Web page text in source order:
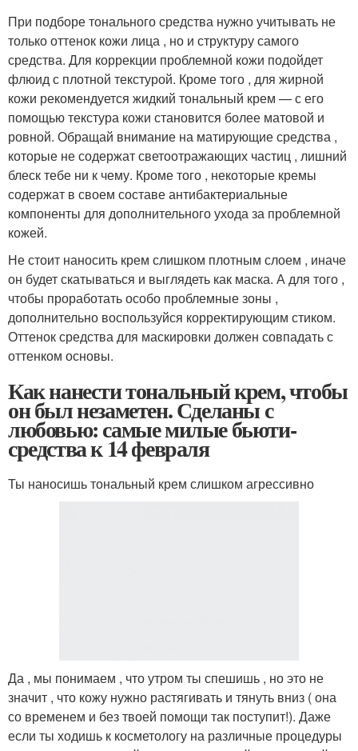
При подборе тонального средства нужно учитывать не
только оттенок кожи лица , но и структуру самого
средства. Для коррекции проблемной кожи подойдет
флюид с плотной текстурой. Кроме того , для жирной
кожи рекомендуется жидкий тональный крем — с его
помощью текстура кожи становится более матовой и
ровной. Обращай внимание на матирующие средства ,
которые не содержат светоотражающих частиц , лишний
блеск тебе ни к чему. Кроме того , некоторые кремы
содержат в своем составе антибактериальные
компоненты для дополнительного ухода за проблемной
кожей.
Не стоит наносить крем слишком плотным слоем , иначе
он будет скатываться и выглядеть как маска. А для того ,
чтобы проработать особо проблемные зоны ,
дополнительно воспользуйся корректирующим стиком.
Оттенок средства для маскировки должен совпадать с
оттенком основы.
Как нанести тональный крем, чтобы
он был незаметен. Сделаны с
любовью: самые милые бьюти-
средства к 14 февраля
Ты наносишь тональный крем слишком агрессивно
Да , мы понимаем , что утром ты спешишь , но это не
значит , что кожу нужно растягивать и тянуть вниз ( она
со временем и без твоей помощи так поступит!). Даже
если ты ходишь к косметологу на различные процедуры